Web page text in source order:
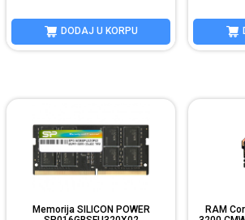
DODAJ U KORPU
Memorija SILICON POWER
RAM